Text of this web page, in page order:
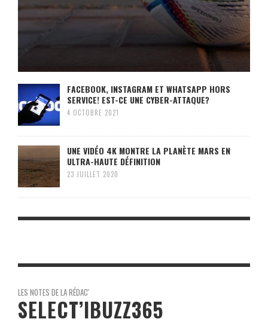
FACEBOOK, INSTAGRAM ET WHATSAPP HORS
SERVICE! EST-CE UNE CYBER-ATTAQUE?
4 OCTOBRE 2021
UNE VIDÉO 4K MONTRE LA PLANÈTE MARS EN
ULTRA-HAUTE DÉFINITION
23 JUILLET 2020
LES NOTES DE LA RÉDAC'
SELECT’IBUZZ365